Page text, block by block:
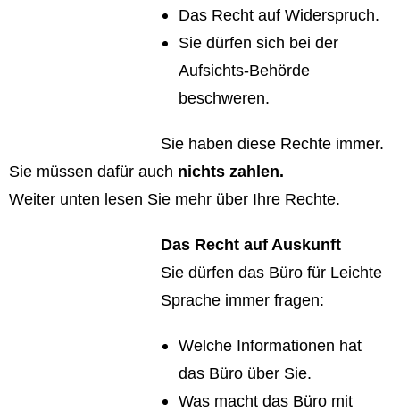
Das Recht auf Widerspruch.
Sie dürfen sich bei der
Aufsichts-Behörde
beschweren.
Sie haben diese Rechte immer.
Sie müssen dafür auch nichts zahlen.
Weiter unten lesen Sie mehr über Ihre Rechte.
Das Recht auf Auskunft
Sie dürfen das Büro für Leichte
Sprache immer fragen:
Welche Informationen hat
das Büro über Sie.
Was macht das Büro mit